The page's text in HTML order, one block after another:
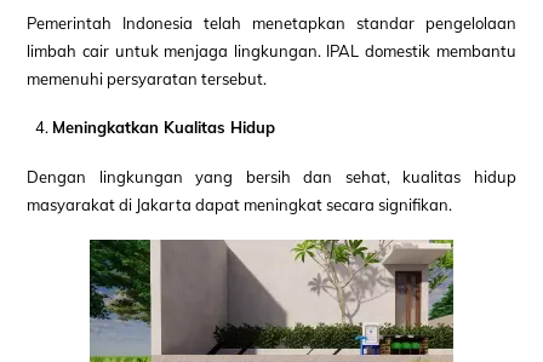
Pemerintah Indonesia telah menetapkan standar pengelolaan
limbah cair untuk menjaga lingkungan. IPAL domestik membantu
memenuhi persyaratan tersebut.
Meningkatkan Kualitas Hidup
Dengan lingkungan yang bersih dan sehat, kualitas hidup
masyarakat di Jakarta dapat meningkat secara signifikan.